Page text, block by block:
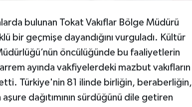
bulunan Tokat Vakıflar Bölge Müdürü
bir geçmişe dayandığını vurguladı. Kültür
öncülüğünde bu faaliyetlerin
ayında vakfiyelerdeki mazbut vakıfların
Türkiye'nin 81 ilinde birliğin, beraberliğin,
dağıtımının sürdüğünü dile getiren